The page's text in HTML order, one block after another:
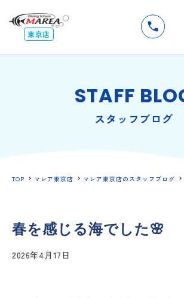
東京店
STAFF
スタッフブログ
TOP マレア東京店 マレア東京店のスタッフブログ
春を感じる海でした🌸
2026年4月17日